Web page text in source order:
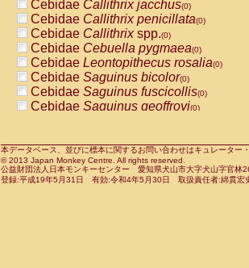
PitheciidaePithecia monachus
PitheciidaePithecia pithecia(0)
CercopithecidaeCercocebus agilis
CercopithecidaeCercocebus
CercopithecidaeCercocebus
CercopithecidaeCercocebus
CercopithecidaeCercocebus
CercopithecidaeCercocebushybrid
CercopithecidaePapio anubis(0)
CercopithecidaePapio cynocephalus
CercopithecidaePapio hamadryas(0)
Cebidae Callithrix jacchus(0)
Cebidae Callithrix penicillata(0)
Cebidae Callithrixspp.(0)
Cebidae Cebuella pygmaea(0)
Cebidae Leontopithecus rosalia(0)
Cebidae Saguinus bicolor(0)
Cebidae Saguinus fuscicollis(0)
Cebidae Saguinus geoffroyi(0)
CebidaeSaguinus leucopus(0)
CebidaeSaguinus midas(0)
Cebidae Saguinus mystax(0)
本データベース、並びに標本に関するお問い合わせはキュレータ
© 2013 Japan Monkey Centre. All rights reserved.
公益財団法人日本モンキーセンター 愛知県犬山市大字犬山字官
登録:平成19年5月31日 有効:令和4年5月30日 取扱責任者:綿貫宏